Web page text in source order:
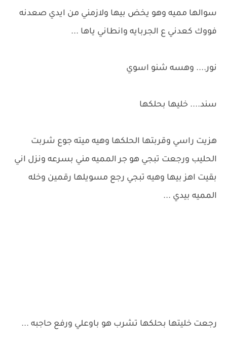
سوالها مميه وهو يخض بيها ولازمني من ايدي صعدنه
فووك كعدني ع الجربايه وانطاني ياها ...
نور.... وهسه شنو اسوي
سند.... خليها بحلكها
هزيت راسي وقربتها الحلكها وهيه ميته جوع شربت
الحليب ورجعت تبجي هو جر المميه مني بسرعه ونزل اني
بقيت اهز بيها وهيه تبجي رجع مسويلها رقمين وخله
المميه بيدي ...
رجعت خليتها بحلكها تشرب هو باوعلي ورفع حاجبه ...